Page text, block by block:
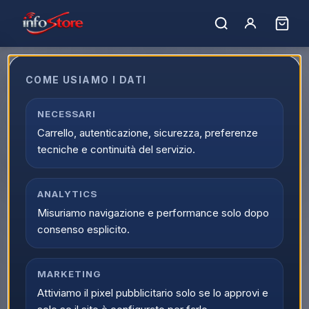
COME USIAMO I DATI
NECESSARI
Carrello, autenticazione, sicurezza, preferenze
tecniche e continuità del servizio.
ANALYTICS
Misuriamo navigazione e performance solo dopo
consenso esplicito.
MARKETING
Attiviamo il pixel pubblicitario solo se lo approvi e
Home
Smartphone
Esplora Smartphone online su Infostore all'interno di
Telefonia. La categoria Smartphone raccoglie prodotti
selezionati, offerte attive e supporto dedicato all'acquisto.
prodott
Ordina per:
Filtri
ULTIMI PEZZI
SMARTPHONE
Apple iPhone 17 Pro
Max 256GB 6,9" Deep
Blue MFYP4QN/A
Scopri il prodotto
ULTIMI PEZZI
Samsung Sm-a165 A16
4+128gb 6.7 Blue Black
Scopri il prodotto